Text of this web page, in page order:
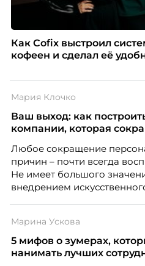
Как Cofix выстроил
кофеен и сделал её
Мария Клочко
Ваш выход: как
компании, которая
Любое сокращение
причин – почти всегда
Не имеет большого
внедрением
структуры компании. Для
означают потерю
рынка становятся
Марина Ускова
5 мифов о зумерах,
нанимать лучших